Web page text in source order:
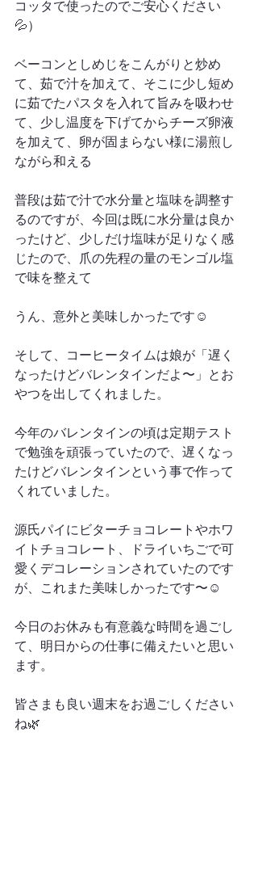
コッタで使ったのでご安心ください
💦）
ベーコンとしめじをこんがりと炒め
て、茹で汁を加えて、そこに少し短め
に茹でたパスタを入れて旨みを吸わせ
て、少し温度を下げてからチーズ卵液
を加えて、卵が固まらない様に湯煎し
ながら和える
普段は茹で汁で水分量と塩味を調整す
るのですが、今回は既に水分量は良か
ったけど、少しだけ塩味が足りなく感
じたので、爪の先程の量のモンゴル塩
で味を整えて
うん、意外と美味しかったです☺️
そして、コーヒータイムは娘が「遅く
なったけどバレンタインだよ〜」とお
やつを出してくれました。
今年のバレンタインの頃は定期テスト
で勉強を頑張っていたので、遅くなっ
たけどバレンタインという事で作って
くれていました。
源氏パイにビターチョコレートやホワ
イトチョコレート、ドライいちごで可
愛くデコレーションされていたのです
が、これまた美味しかったです〜☺️
今日のお休みも有意義な時間を過ごし
て、明日からの仕事に備えたいと思い
ます。
皆さまも良い週末をお過ごしください
ね🌿